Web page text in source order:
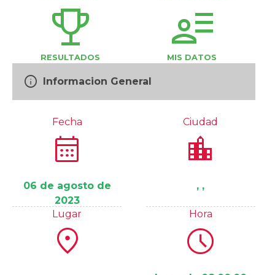
trophy
RESULTADOS
user_attributes
MIS DATOS
info Informacion General
Fecha
calendar_month
06 de agosto de
2023
Ciudad
location_city
, ,
Lugar
location_on
Hora
schedule